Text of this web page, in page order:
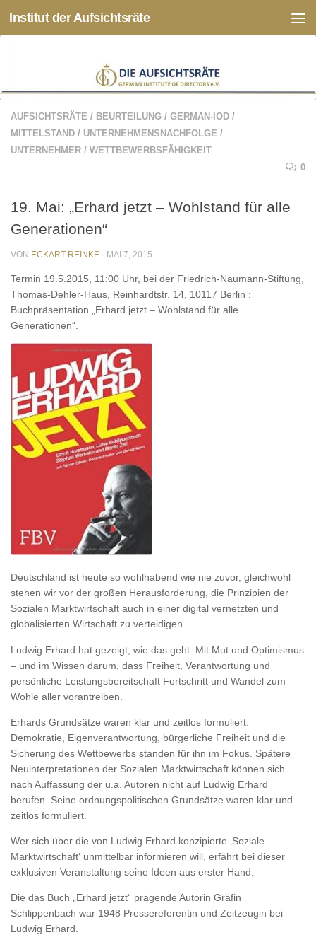
Zum Inhalt springen
Institut der Aufsichtsräte
AUFSICHTSRÄTE / BEURTEILUNG / GERMAN-IOD /
MITTELSTAND / UNTERNEHMENSNACHFOLGE /
UNTERNEHMER / WETTBEWERBSFÄHIGKEIT
0
19. Mai: „Erhard jetzt – Wohlstand für alle
Generationen“
VON ECKART REINKE · MAI 7, 2015
Termin 19.5.2015, 11:00 Uhr, bei der Friedrich-Naumann-Stiftung,
Thomas-Dehler-Haus, Reinhardtstr. 14, 10117 Berlin :
Buchpräsentation „Erhard jetzt – Wohlstand für alle
Generationen“.
Deutschland ist heute so wohlhabend wie nie zuvor, gleichwohl
stehen wir vor der großen Herausforderung, die Prinzipien der
Sozialen Marktwirtschaft auch in einer digital vernetzten und
globalisierten Wirtschaft zu verteidigen.
Ludwig Erhard hat gezeigt, wie das geht: Mit Mut und Optimismus
– und im Wissen darum, dass Freiheit, Verantwortung und
persönliche Leistungsbereitschaft Fortschritt und Wandel zum
Wohle aller vorantreiben.
Erhards Grundsätze waren klar und zeitlos formuliert.
Demokratie, Eigenverantwortung, bürgerliche Freiheit und die
Sicherung des Wettbewerbs standen für ihn im Fokus. Spätere
Neuinterpretationen der Sozialen Marktwirtschaft können sich
nach Auffassung der u.a. Autoren nicht auf Ludwig Erhard
berufen. Seine ordnungspolitischen Grundsätze waren klar und
zeitlos formuliert.
Wer sich über die von Ludwig Erhard konzipierte ‚Soziale
Marktwirtschaft‘ unmittelbar informieren will, erfährt bei dieser
exklusiven Veranstaltung seine Ideen aus erster Hand:
Die das Buch „Erhard jetzt“ prägende Autorin Gräfin
Schlippenbach war 1948 Pressereferentin und Zeitzeugin bei
Ludwig Erhard.